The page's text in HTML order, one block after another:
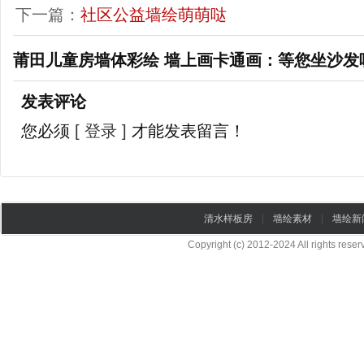
下一篇： 社区公益墙绘萌萌哒
莆田儿童房墙体彩绘 墙上画卡通画：等您坐沙发
发表评论
您必须 [ 登录 ] 才能发表留言！
清水样板房 墙绘素材 墙绘新
Copyright (c) 2012-2024 All rights